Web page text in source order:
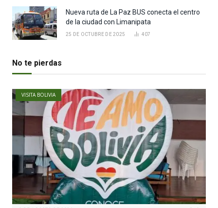
Nueva ruta de La Paz BUS conecta el centro
de la ciudad con Limanipata
25 DE OCTUBRE DE 2025 407
No te pierdas
VISITA BOLIVIA